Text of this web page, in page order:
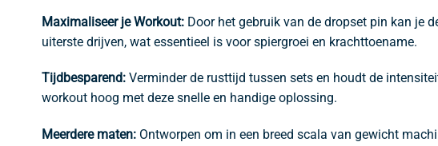
Maximaliseer je Workout: Door het gebruik van de dropset pin kan je
uiterste drijven, wat essentieel is voor spiergroei en krachttoename.
Tijdbesparend: Verminder de rusttijd tussen sets en houdt de
workout hoog met deze snelle en handige oplossing.
Meerdere maten: Ontworpen om in een breed scala van gewicht